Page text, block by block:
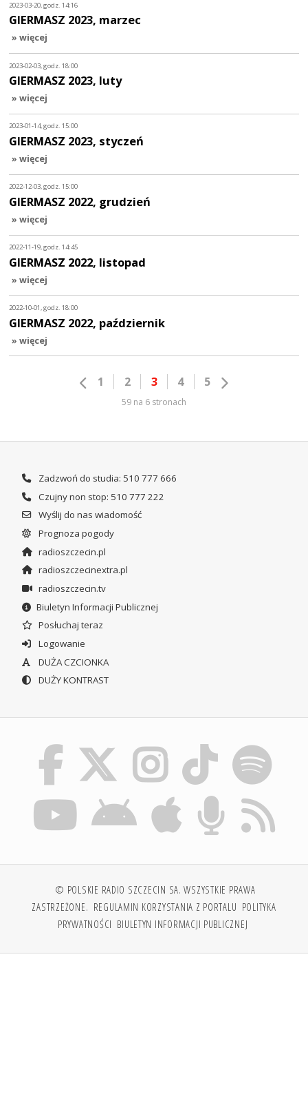
2023-03-20, godz. 14:16
GIERMASZ 2023, marzec
» więcej
2023-02-03, godz. 18:00
GIERMASZ 2023, luty
» więcej
2023-01-14, godz. 15:00
GIERMASZ 2023, styczeń
» więcej
2022-12-03, godz. 15:00
GIERMASZ 2022, grudzień
» więcej
2022-11-19, godz. 14:45
GIERMASZ 2022, listopad
» więcej
2022-10-01, godz. 18:00
GIERMASZ 2022, październik
» więcej
1 2 3 4 5
59 na 6 stronach
Zadzwoń do studia: 510 777 666
Czujny non stop: 510 777 222
Wyślij do nas wiadomość
Prognoza pogody
radioszczecin.pl
radioszczecinextra.pl
radioszczecin.tv
Biuletyn Informacji Publicznej
Posłuchaj teraz
Logowanie
DUŻA CZCIONKA
DUŻY KONTRAST
© POLSKIE RADIO SZCZECIN SA. WSZYSTKIE PRAWA
ZASTRZEŻONE. REGULAMIN KORZYSTANIA Z PORTALU POLITYKA
PRYWATNOŚCI BIULETYN INFORMACJI PUBLICZNEJ